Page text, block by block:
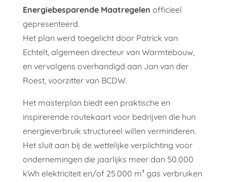
Energiebesparende Maatregelen officieel
gepresenteerd.
Het plan werd toegelicht door Patrick van
Echtelt, algemeen directeur van Warmtebouw,
en vervolgens overhandigd aan Jan van der
Roest, voorzitter van BCDW.
Het masterplan biedt een praktische en
inspirerende routekaart voor bedrijven die hun
energieverbruik structureel willen verminderen.
Het sluit aan bij de wettelijke verplichting voor
ondernemingen die jaarlijks meer dan 50.000
kWh elektriciteit en/of 25.000 m³ gas verbruiken